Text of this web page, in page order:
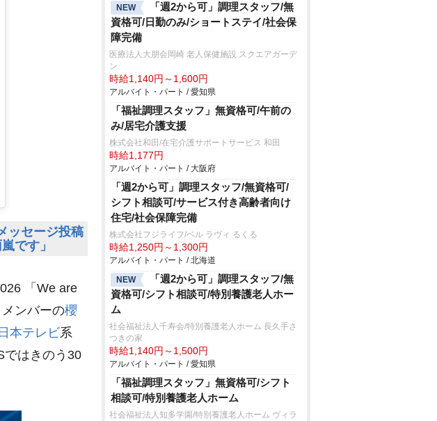
ッセージ投稿
です」
「We are
ンバーの櫻
日本テレビ系
はきのう30
NEW
「週2から可」調理スタッフ/無
資格可/日勤のみ/ショートステイ/社会保
障完備
医療法人大朋会岡崎 老人保健施設 スクエアガーデ
ン
時給1,140円～1,600円
アルバイト・パート / 愛知県
「福祉調理スタッフ」無資格可/午前の
み/居宅介護支援
株式会社和田/在宅介護サポートサービス 和田
時給1,177円
アルバイト・パート / 大阪府
「週2から可」調理スタッフ/無資格可/
シフト相談可/サービス付き高齢者向け
住宅/社会保障完備
株式会社フジライフ/ベル ラヴィ るくる
時給1,250円～1,300円
アルバイト・パート / 北海道
NEW
「週2から可」調理スタッフ/無
資格可/シフト相談可/特別養護老人ホー
ム
社会福祉法人千寿会/特別養護老人ホーム 長久手さ
つきの家
時給1,140円～1,500円
アルバイト・パート / 愛知県
「福祉調理スタッフ」無資格可/シフト
相談可/特別養護老人ホーム
社会福祉法人知多学園/特別養護老人ホーム ヴィラ